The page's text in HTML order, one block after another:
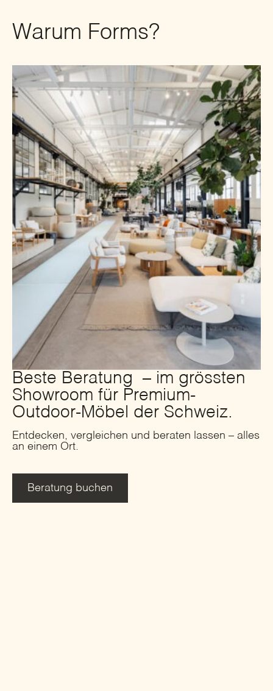
Warum Forms?
Beste Beratung – im grössten
Showroom für Premium-
Outdoor-Möbel der Schweiz.
Entdecken, vergleichen und beraten lassen – alles
an einem Ort.
Beratung buchen